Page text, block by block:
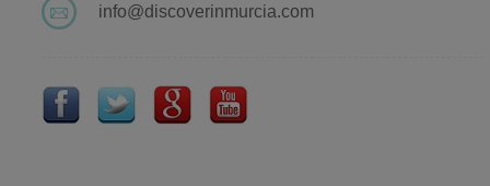
info@discoverinmurcia.com